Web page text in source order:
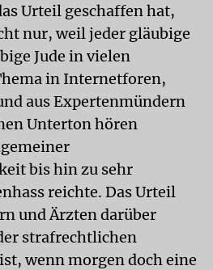
Urteil geschaffen hat,
nur, weil jeder gläubige
Jude in vielen
in Internetforen,
aus Expertenmündern
Unterton hören
bis hin zu sehr
reichte. Das Urteil
und Ärzten darüber
strafrechtlichen
wenn morgen doch eine